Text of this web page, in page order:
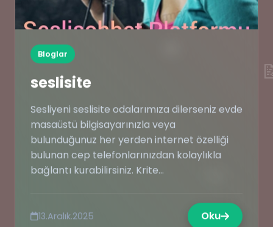
Bloglar
seslisite
Sesliyeni seslisite odalarımıza dilerseniz evde
masaüstü bilgisayarınızla veya
bulunduğunuz her yerden internet özelliği
bulunan cep telefonlarınızdan kolaylıkla
bağlantı kurabilirsiniz. Krite...
13.Aralık.2025 Oku